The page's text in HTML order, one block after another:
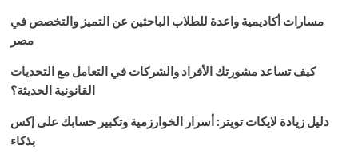
مسارات أكاديمية واعدة للطلاب الباحثين عن التميز والتخصص في
مصر
كيف تساعد مشورتك الأفراد والشركات في التعامل مع التحديات
القانونية الحديثة؟
دليل زيادة لايكات تويتر: أسرار الخوارزمية وتكبير حسابك على إكس
بذكاء